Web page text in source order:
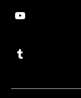
YouTube
Tumblr